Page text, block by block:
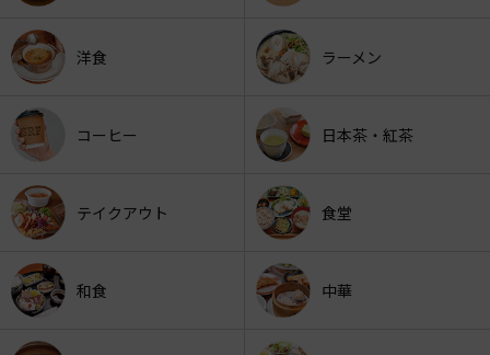
洋食 ラーメン
コーヒー 日本茶・紅茶
テイクアウト 食堂
和食 中華